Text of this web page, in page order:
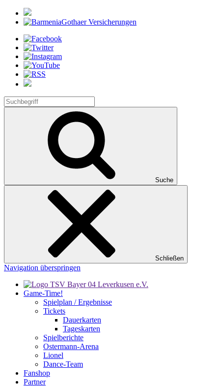
Suche
Schließen
Navigation überspringen
Game-Time!
Spielplan / Ergebnisse
Tickets
Dauerkarten
Tageskarten
Spielberichte
Ostermann-Arena
Lionel
Dance-Team
Fanshop
Partner